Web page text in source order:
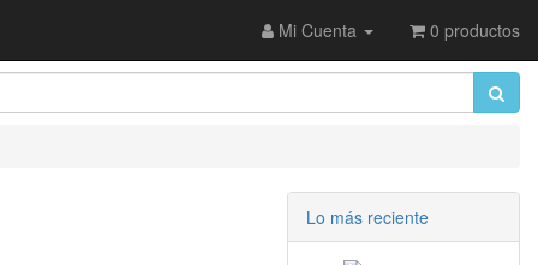
Mi Cuenta 0 productos
Lo más reciente